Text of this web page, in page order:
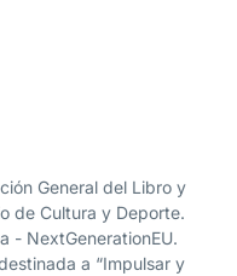
General del Libro y
de Cultura y Deporte.
- NextGenerationEU.
a “Impulsar y